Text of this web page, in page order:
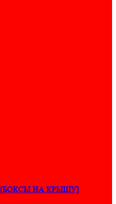
[БОКСЫ НА КРЫШУ]